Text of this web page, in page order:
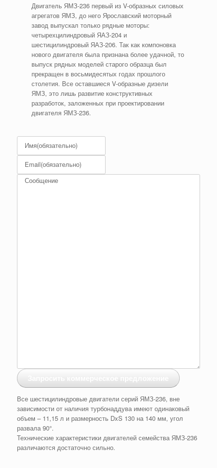
Двигатель ЯМЗ-236 первый из V-образных силовых
агрегатов ЯМЗ, до него Ярославский моторный
завод выпускал только рядные моторы:
четырехцилиндровый ЯАЗ-204 и
шестицилиндровый ЯАЗ-206. Так как компоновка
нового двигателя была признана более удачной, то
выпуск рядных моделей старого образца был
прекращен в восьмидесятых годах прошлого
столетия. Все оставшиеся V-образные дизели
ЯМЗ, это лишь развитие конструктивных
разработок, заложенных при проектировании
двигателя ЯМЗ-236.
Имя(обязательно)
Email(обязательно)
Сообщение
Все шестицилиндровые двигатели серий ЯМЗ-236, вне
зависимости от наличия турбонаддува имеют одинаковый
объем – 11,15 л и размерность DxS 130 на 140 мм, угол
развала 90°.
Технические характеристики двигателей семейства ЯМЗ-236
различаются достаточно сильно.